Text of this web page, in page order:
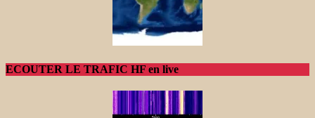
ECOUTER LE TRAFIC HF en live